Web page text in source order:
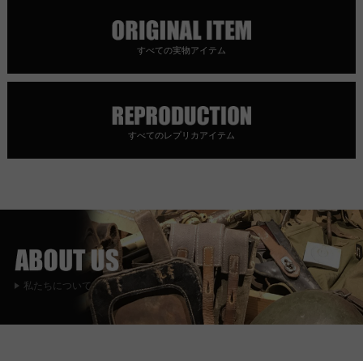
すべての実物アイテム
すべてのレプリカアイテム
私たちについて